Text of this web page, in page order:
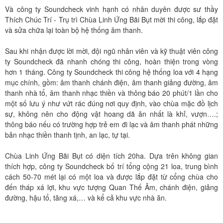
Và công ty Soundcheck vinh hạnh có nhân duyên được sư thầy
Thích Chúc Trí - Trụ trì Chùa Linh Ứng Bãi Bụt mời thi công, lắp đặt
và sửa chữa lại toàn bộ hệ thống âm thanh.
Sau khi nhận được lời mời, đội ngũ nhân viên và kỹ thuật viên công
ty Soundcheck đã nhanh chóng thi công, hoàn thiện trong vòng
hơn 1 tháng. Công ty Soundcheck thi công hệ thống loa với 4 hạng
mục chính, gồm: âm thanh chánh điện, âm thanh giảng đường, âm
thanh nhà tổ, âm thanh nhạc thiền và thông báo 20 phút/1 lần cho
một số lưu ý như vứt rác đúng nơi quy định, vào chùa mặc đồ lịch
sự, không nên cho động vật hoang dã ăn nhất là khỉ, vượn….;
thông báo nếu có trường hợp trẻ em đi lạc và âm thanh phát những
bản nhạc thiền thanh tịnh, an lạc, tự tại.
Chùa Linh Ứng Bãi Bụt có diện tích 20ha. Dựa trên không gian
thích hợp, công ty Soundcheck bố trí tổng cộng 21 loa, trung bình
cách 50-70 mét lại có một loa và được lắp đặt từ cổng chùa cho
đến tháp xá lợi, khu vực tượng Quan Thế Âm, chánh điện, giảng
đường, hậu tổ, tăng xá,… và kể cả khu vực nhà ăn.